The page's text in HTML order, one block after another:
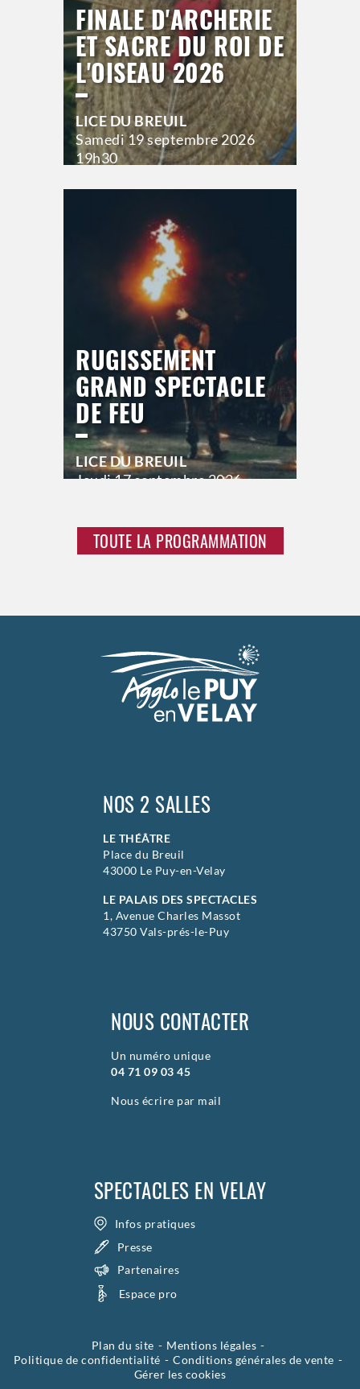
FINALE D'ARCHERIE
ET SACRE DU ROI DE
L'OISEAU 2026
LICE DU BREUIL
Samedi19 septembre 2026
19h30
>Hors saison
RUGISSEMENT
GRAND SPECTACLE
DE FEU
LICE DU BREUIL
Jeudi17 septembre 2026
23h00
Samedi19 septembre 2026
TOUTE LA PROGRAMMATION
NOS 2 SALLES
LE THÉÂTRE
Place du Breuil
43000 Le Puy-en-Velay
LE PALAIS DES SPECTACLES
1, Avenue Charles Massot
43750 Vals-prés-le-Puy
NOUS CONTACTER
Un numéro unique
04 71 09 03 45
Nous écrire par mail
SPECTACLES EN VELAY
Infos pratiques
Presse
Partenaires
Espace pro
Plan du site
Mentions légales
Politique de confidentialité
Conditions générales de vente
Gérer les cookies